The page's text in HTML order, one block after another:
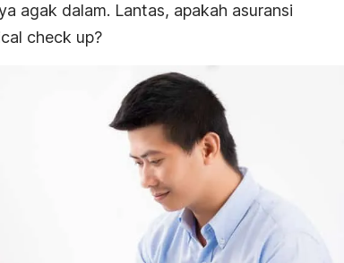
agak dalam. Lantas, apakah asuransi
check up?